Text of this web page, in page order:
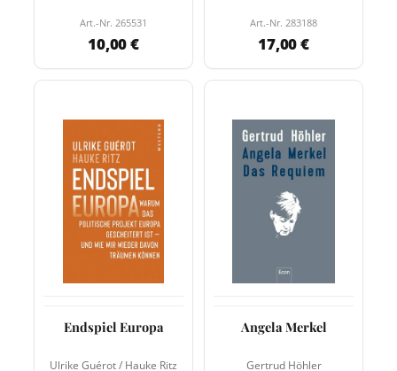
Art.-Nr. 265531
10,00 €
Art.-Nr. 283188
17,00 €
Endspiel Europa
Ulrike Guérot / Hauke Ritz
Angela Merkel
Gertrud Höhler